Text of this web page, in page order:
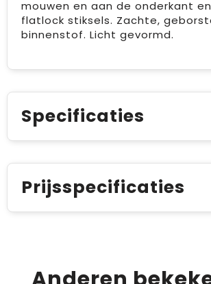
mouwen en aan de onderkant
flatlock stiksels. Zachte,
binnenstof. Licht gevormd.
Specificaties
Prijsspecificaties